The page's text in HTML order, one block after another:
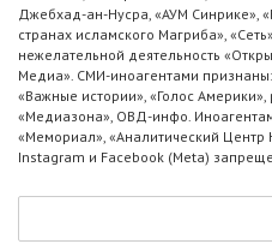
Джебхад-ан-Нусра, «АУМ Синрике»,
странах исламского Магриба»,
нежелательной деятельность
Медиа». СМИ-иноагентами
«Важные истории», «Голос
«Медиазона», ОВД-инфо.
«Мемориал», «Аналитический
Instagram и Facebook (Metа)